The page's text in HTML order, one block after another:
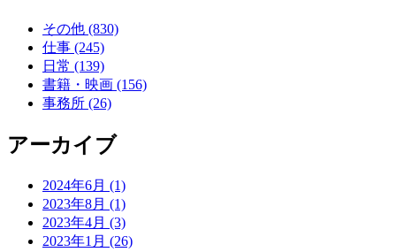
その他 (830)
仕事 (245)
日常 (139)
書籍・映画 (156)
事務所 (26)
アーカイブ
2024年6月 (1)
2023年8月 (1)
2023年4月 (3)
2023年1月 (26)